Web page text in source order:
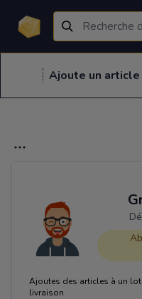
Ajoutes des articles à un
livraison
Ajoute un